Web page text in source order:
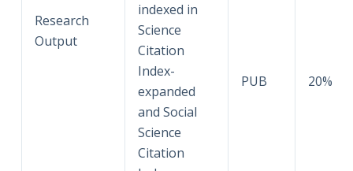
Research
Output
indexed in
Science
Citation
Index-
expanded
and Social
Science
Citation
PUB 20%